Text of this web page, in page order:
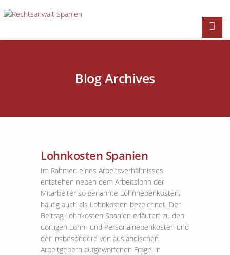
Blog Archives
Lohnkosten Spanien
Im Rahmen eines Arbeitsverhältnisses
entstehen neben dem Arbeitslohn der
Mitarbeiter so genannte Lohnnebenkosten,
häufig auch als Lohnkosten bezeichnet. Der
Beitrag Lohnkosten Spanien erläutert zu den
dortigen Lohn- und Personalnebenkosten und
der insbesondere von ausländischen
Arbeitgebern aufgeworfenen Frage, in